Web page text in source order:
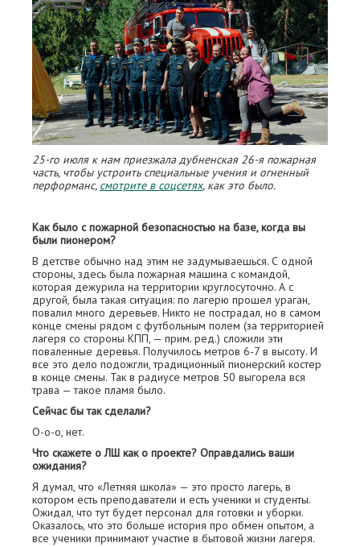
25-го июля к нам приезжала дубненская 26-я пожарная
часть, чтобы устроить специальные учения и огненный
перформанс, смотрите в соцсетях, как это было.
Как было с пожарной безопасностью на базе, когда вы
были пионером?
В детстве обычно над этим не задумываешься. С одной
стороны, здесь была пожарная машина с командой,
которая дежурила на территории круглосуточно. А с
другой, была такая ситуация: по лагерю прошел ураган,
повалил много деревьев. Никто не пострадал, но в самом
конце смены рядом с футбольным полем (за территорией
лагеря со стороны КПП, — прим. ред.) сложили эти
поваленные деревья. Получилось метров 6-7 в высоту. И
все это дело подожгли, традиционный пионерский костер
в конце смены. Так в радиусе метров 50 выгорела вся
трава — такое пламя было.
Сейчас бы так сделали?
О-о-о, нет.
Что скажете о ЛШ как о проекте? Оправдались ваши
ожидания?
Я думал, что «Летняя школа» — это просто лагерь, в
котором есть преподаватели и есть ученики и студенты.
Ожидал, что тут будет персонал для готовки и уборки.
Оказалось, что это больше история про обмен опытом, а
все ученики принимают участие в бытовой жизни лагеря.